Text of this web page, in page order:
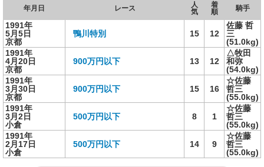
年月日 レース
人
気
着
順
騎手
1991年
5月5日
京都
鴨川特別 15 12
佐藤 哲
三
(51.0kg)
1991年
4月20日
京都
900万円以下 13 12
△牧田
和弥
(54.0kg)
1991年
3月30日
京都
900万円以下 15 16
☆佐藤
哲三
(55.0kg)
1991年
3月2日
小倉
500万円以下 8 1
☆佐藤
哲三
(55.0kg)
1991年
2月17日
小倉
500万円以下 14 9
☆佐藤
哲三
(55.0kg)